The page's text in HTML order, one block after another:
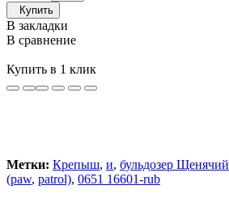
Купить
В закладки
В сравнение
Купить в 1 клик
Метки: Крепыш, и, бульдозер Щенячий
(paw, patrol), 0651 16601-rub